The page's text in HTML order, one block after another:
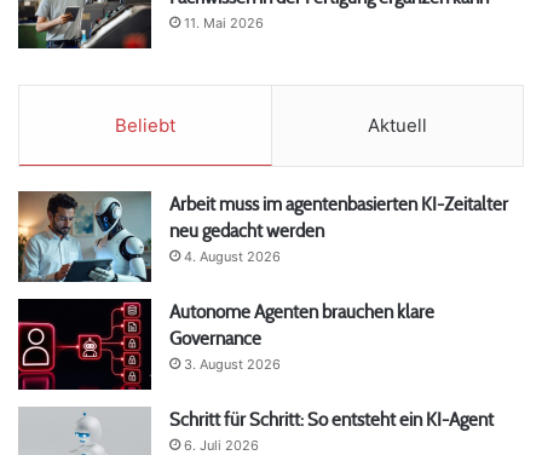
11. Mai 2026
Beliebt Aktuell
Arbeit muss im agentenbasierten KI-Zeitalter
neu gedacht werden
4. August 2026
Autonome Agenten brauchen klare
Governance
3. August 2026
Schritt für Schritt: So entsteht ein KI-Agent
6. Juli 2026